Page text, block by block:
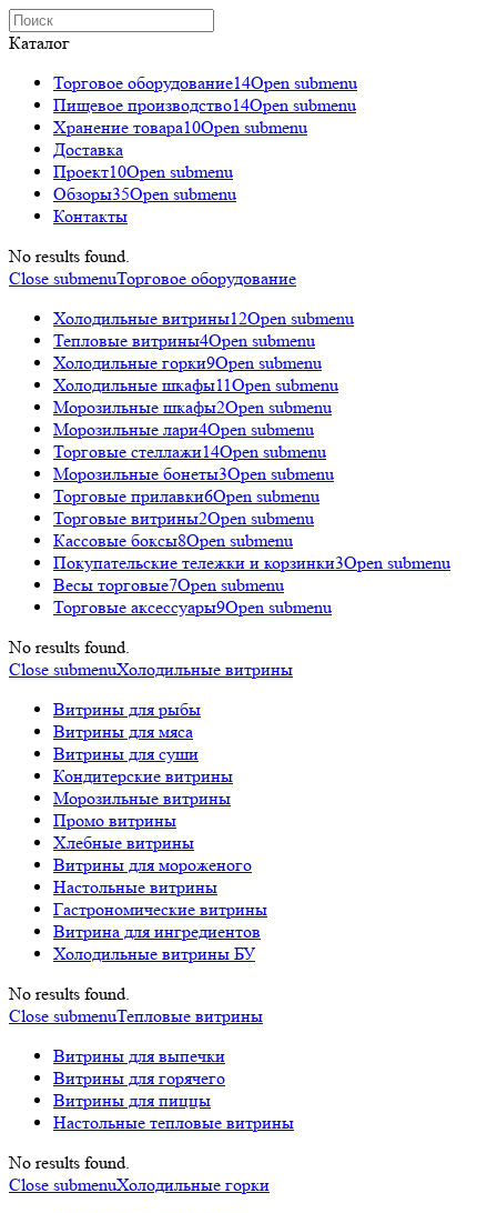
Каталог
Торговое оборудованиe14Open submenu
Пищевое производство14Open submenu
Хранение товара10Open submenu
Доставка
Проект10Open submenu
Обзоры35Open submenu
Контакты
No results found.
Close submenuТорговое оборудованиe
Холодильные витрины12Open submenu
Тепловые витрины4Open submenu
Холодильные горки9Open submenu
Холодильные шкафы11Open submenu
Морозильные шкафы2Open submenu
Морозильные лари4Open submenu
Торговые стеллажи14Open submenu
Морозильные бонеты3Open submenu
Торговые прилавки6Open submenu
Торговые витрины2Open submenu
Кассовые боксы8Open submenu
Покупательские тележки и корзинки3Open submenu
Весы торговые7Open submenu
Торговые аксессуары9Open submenu
No results found.
Close submenuХолодильные витрины
Витрины для рыбы
Витрины для мяса
Витрины для суши
Кондитерские витрины
Морозильные витрины
Промо витрины
Хлебные витрины
Витрины для мороженого
Настольные витрины
Гастрономические витрины
Витрина для ингредиентов
Холодильные витрины БУ
No results found.
Close submenuТепловые витрины
Витрины для выпечки
Витрины для горячего
Витрины для пиццы
Настольные тепловые витрины
No results found.
Close submenuХолодильные горки